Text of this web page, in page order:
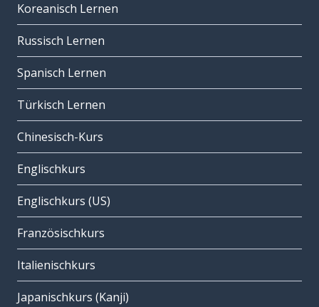
Koreanisch Lernen
Russisch Lernen
Spanisch Lernen
Türkisch Lernen
Chinesisch-Kurs
Englischkurs
Englischkurs (US)
Französischkurs
Italienischkurs
Japanischkurs (Kanji)